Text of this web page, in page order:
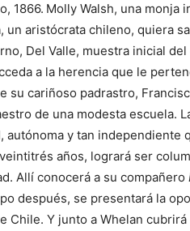
1866. Molly Walsh, una monja
un aristócrata chileno, quiera
Del Valle, muestra inicial
a la herencia que le
su cariñoso padrastro,
de una modesta escuela.
autónoma y tan independien­te
años, logrará ser
Allí conocerá a su compañero
después, se presentará la
Chile. Y junto a Whelan